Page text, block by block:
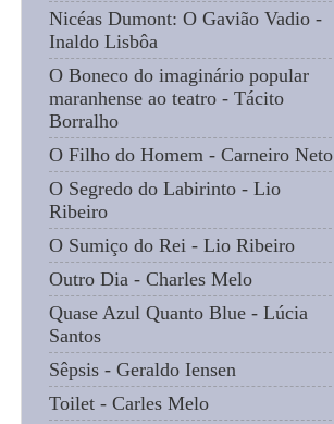
Nicéas Dumont: O Gavião Vadio -
Inaldo Lisbôa
O Boneco do imaginário popular
maranhense ao teatro - Tácito
Borralho
O Filho do Homem - Carneiro Neto
O Segredo do Labirinto - Lio
Ribeiro
O Sumiço do Rei - Lio Ribeiro
Outro Dia - Charles Melo
Quase Azul Quanto Blue - Lúcia
Santos
Sêpsis - Geraldo Iensen
Toilet - Carles Melo